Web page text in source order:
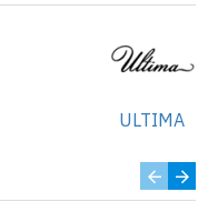
ULTIMA